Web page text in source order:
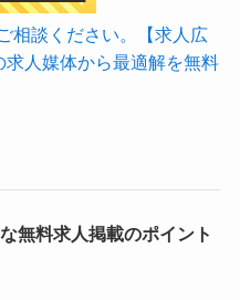
相談ください。【求人広
人媒体から最適解を無料
無料求人掲載のポイント